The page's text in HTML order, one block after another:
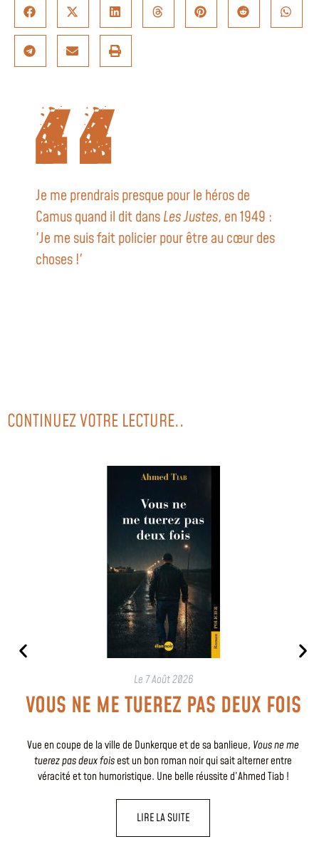
Je me prendrais presque pour le héros de
Camus quand il dit dansLes Justes, en 1949 :
'Je me suis fait policier pour être au cœur des
choses !'
CONTINUEZ VOTRE LECTURE..
Le 7 Août 2026
VOUS NE ME TUEREZ PAS DEUX FOIS
Vue en coupe de la ville de Dunkerque et de sa banlieue, Vous ne me
tuerez pas deux foisest un bon roman noir qui sait alterner entre
véracité et ton humoristique. Une belle réussite d’Ahmed Tiab !
LIRE LA SUITE